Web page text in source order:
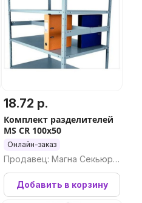
18.72 р.
Комплект разделителей
MS CR 100x50
Онлайн-заказ
Продавец: Магна Секьюри
ти ООО
Добавить в корзину